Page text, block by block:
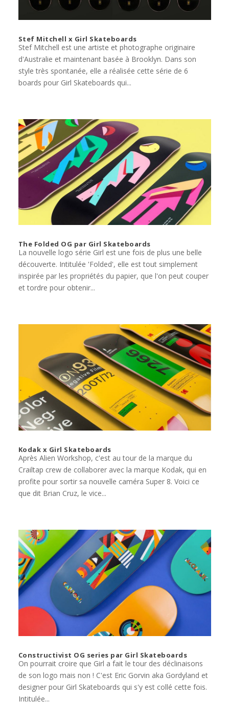
Stef Mitchell x Girl Skateboards
Stef Mitchell est une artiste et photographe originaire
d'Australie et maintenant basée à Brooklyn. Dans son
style très spontanée, elle a réalisée cette série de 6
boards pour Girl Skateboards qui...
The Folded OG par Girl Skateboards
La nouvelle logo série Girl est une fois de plus une belle
découverte. Intitulée 'Folded', elle est tout simplement
inspirée par les propriétés du papier, que l'on peut couper
et tordre pour obtenir...
Kodak x Girl Skateboards
Après Alien Workshop, c'est au tour de la marque du
Crailtap crew de collaborer avec la marque Kodak, qui en
profite pour sortir sa nouvelle caméra Super 8. Voici ce
que dit Brian Cruz, le vice...
Constructivist OG series par Girl Skateboards
On pourrait croire que Girl a fait le tour des déclinaisons
de son logo mais non ! C'est Eric Gorvin aka Gordyland et
designer pour Girl Skateboards qui s'y est collé cette fois.
Intitulée...